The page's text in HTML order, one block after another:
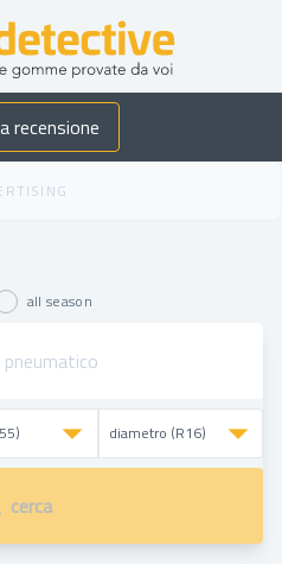
GripDetective
recensione
all season
cerca